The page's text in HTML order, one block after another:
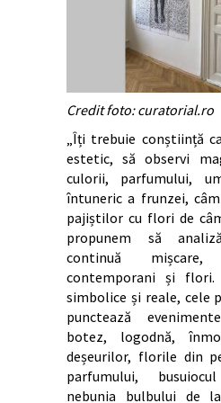
Credit foto: curatorial.ro
„Îți trebuie conștiință
estetic, să observi
culorii, parfumului,
întuneric a frunzei,
pajiștilor cu flori de
propunem să
continuă
contemporani și flori.
simbolice și reale, cele
punctează
botez, logodnă,
deșeurilor, florile din
parfumului,
nebunia bulbului de